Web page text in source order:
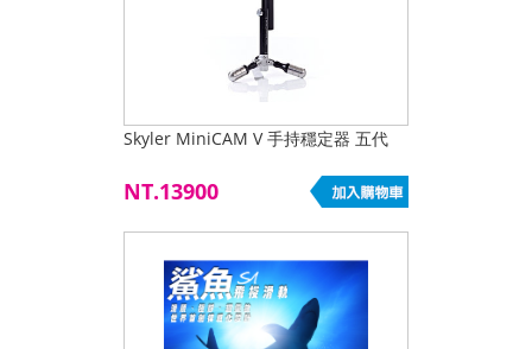
Skyler MiniCAM V 手持穩定器 五代
NT.13900